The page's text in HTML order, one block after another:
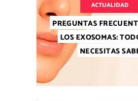
ACTUALIDAD
PREGUNTAS
LOS EXOSOMAS:
NECESITAS